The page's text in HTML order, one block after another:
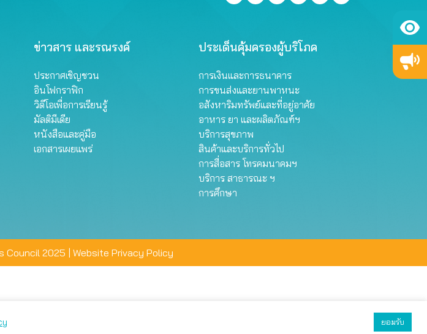
ข่าวสาร และรณรงค์
ประกาศเชิญชวน
อินโฟกราฟิก
วิดีโอเพื่อการเรียนรู้
มัลติมีเดีย
หนังสือและคู่มือ
เอกสารเผยแพร่
ประเด็นคุ้มครองผู้บริโภค
การเงินและการธนาคาร
การขนส่งและยานพาหนะ
อสังหาริมทรัพย์และที่อยู่อาศัย
อาหาร ยา และผลิตภัณฑ์ฯ
บริการสุขภาพ
สินค้าและบริการทั่วไป
การสื่อสาร โทรคมนาคมฯ
บริการ สาธารณะ ฯ
การศึกษา
Council 2025 | Website Privacy Policy
ยอมรับ
ส่วนตัวได้